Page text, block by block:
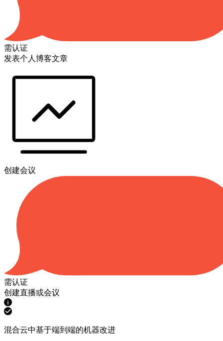
需认证
发表个人博客文章
创建会议
需认证
创建直播或会议
混合云中基于端到端的机器改进